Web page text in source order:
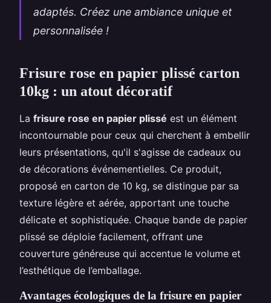
adaptés. Créez une ambiance unique et
personnalisée !
Frisure rose en papier plissé carton
10kg : un atout décoratif
La frisure rose en papier plissé est un élément
incontournable pour ceux qui cherchent à embellir
leurs présentations, qu'il s'agisse de cadeaux ou
de décorations événementielles. Ce produit,
proposé en carton de 10 kg, se distingue par sa
texture légère et aérée, apportant une touche
délicate et sophistiquée. Chaque bande de papier
plissé se déploie facilement, offrant une
couverture généreuse qui accentue le volume et
l’esthétique de l’emballage.
Avantages écologiques de la frisure en papier